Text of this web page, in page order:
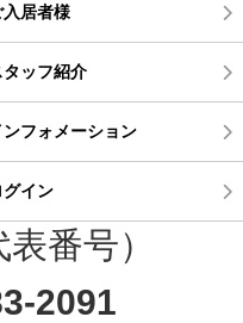
入居者様
タッフ紹介
ンフォメーション
グイン
番号）
2091